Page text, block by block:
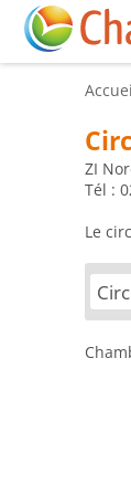
ZI
Tél :
Le